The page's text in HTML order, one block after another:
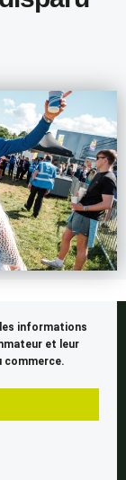
informations
et leur
commerce.